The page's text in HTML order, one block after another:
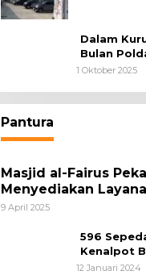
Dalam
Bulan
Ungkap
1 Oktober 2025
Pantura
Masjid al-Fairus
Menyediakan
hingga Potong
9 April 2025
596
Kenalpot
Diamankan
12 Januari 2024